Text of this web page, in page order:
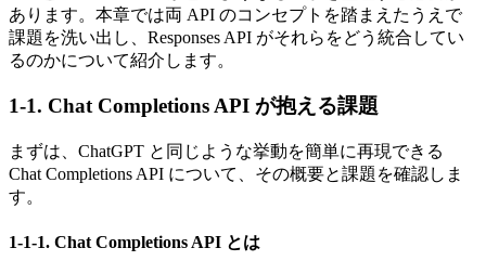
あります。本章では両 API のコンセプトを踏まえたうえで
課題を洗い出し、Responses API がそれらをどう統合してい
るのかについて紹介します。
1-1. Chat Completions API が抱える課題
まずは、ChatGPT と同じような挙動を簡単に再現できる
Chat Completions API について、その概要と課題を確認しま
す。
1-1-1. Chat Completions API とは